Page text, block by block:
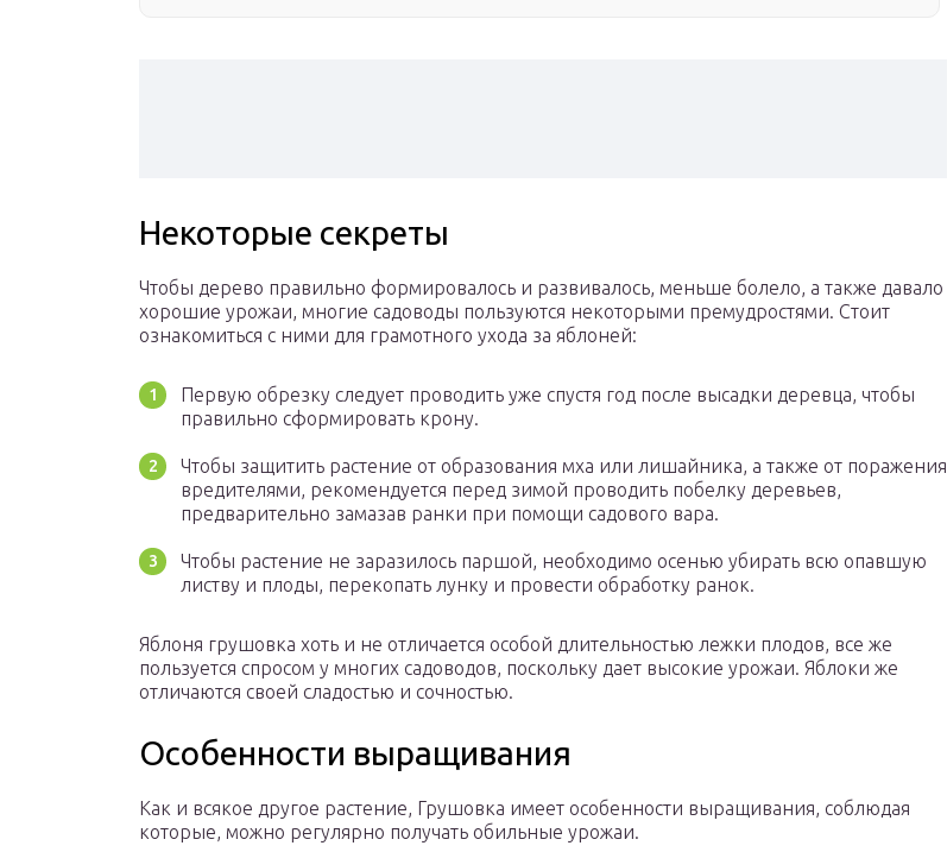
Некоторые секреты
Чтобы дерево правильно формировалось и развивалось, меньше болело, а также давало
хорошие урожаи, многие садоводы пользуются некоторыми премудростями. Стоит
ознакомиться с ними для грамотного ухода за яблоней:
Первую обрезку следует проводить уже спустя год после высадки деревца, чтобы
правильно сформировать крону.
Чтобы защитить растение от образования мха или лишайника, а также от поражения
вредителями, рекомендуется перед зимой проводить побелку деревьев,
предварительно замазав ранки при помощи садового вара.
Чтобы растение не заразилось паршой, необходимо осенью убирать всю опавшую
листву и плоды, перекопать лунку и провести обработку ранок.
Яблоня грушовка хоть и не отличается особой длительностью лежки плодов, все же
пользуется спросом у многих садоводов, поскольку дает высокие урожаи. Яблоки же
отличаются своей сладостью и сочностью.
Особенности выращивания
Как и всякое другое растение, Грушовка имеет особенности выращивания, соблюдая
которые, можно регулярно получать обильные урожаи.